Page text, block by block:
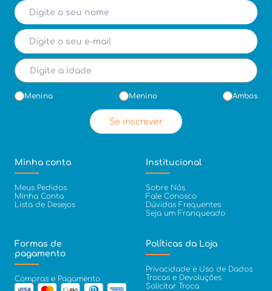
Menina Menino Ambos
Se inscrever
Minha conta
Meus Pedidos
Minha Conta
Lista de Desejos
Institucional
Sobre Nós
Fale Conosco
Dúvidas Frequentes
Seja um Franqueado
Formas de
pagamento
Compras e Pagamento
Políticas da Loja
Privacidade e Uso de Dados
Trocas e Devoluções
Solicitar Troca